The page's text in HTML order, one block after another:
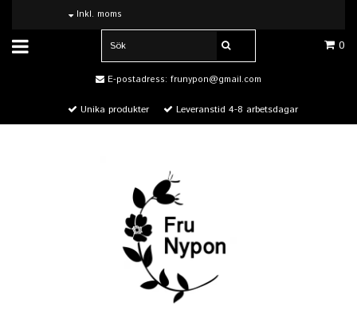
Inkl. moms
0
E-postadress: frunypon@gmail.com
Unika produkter Leveranstid 4-8 arbetsdagar